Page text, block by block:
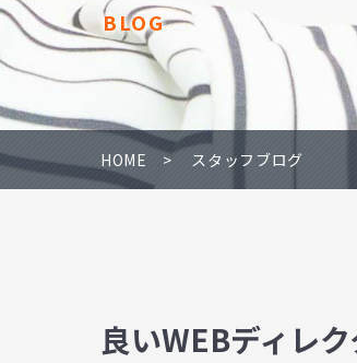
BLOG
HOME スタッフブログ
良いWEBディレ